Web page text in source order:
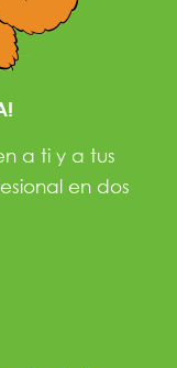
a ti y a tus
en dos